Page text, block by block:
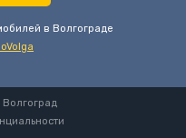
в Волгограде